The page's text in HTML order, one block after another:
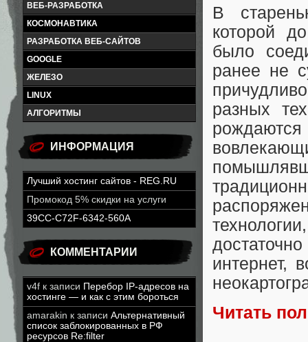
ВЕБ-РАЗРАБОТКА
КОСМОНАВТИКА
РАЗРАБОТКА ВЕБ-САЙТОВ
GOOGLE
ЖЕЛЕЗО
LINUX
АЛГОРИТМЫ
ИНФОРМАЦИЯ
Лучший хостинг сайтов - REG.RU
Промокод 5% скидки на услуги
39CC-C72F-6342-560A
КОММЕНТАРИИ
v4f к записи Перебор IP-адресов на
хостинге — и как с этим бороться
amarakin к записи Альтернативный
список заблокированных в РФ
ресурсов Re:filter
В
которой
было
ранее не
разных
интернет,
Читать